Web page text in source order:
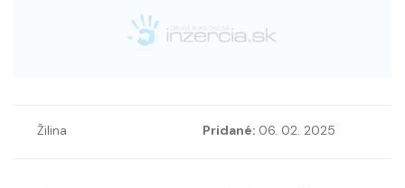
Žilina Pridané: 06. 02. 2025